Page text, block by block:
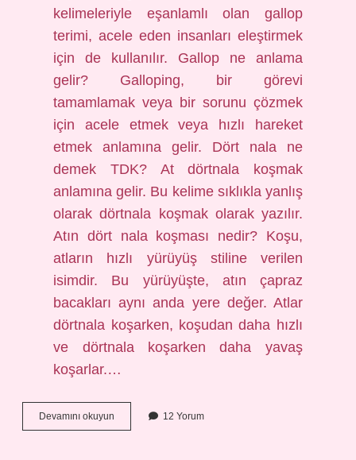
kelimeleriyle eşanlamlı olan gallop
terimi, acele eden insanları eleştirmek
için de kullanılır. Gallop ne anlama
gelir? Galloping, bir görevi
tamamlamak veya bir sorunu çözmek
için acele etmek veya hızlı hareket
etmek anlamına gelir. Dört nala ne
demek TDK? At dörtnala koşmak
anlamına gelir. Bu kelime sıklıkla yanlış
olarak dörtnala koşmak olarak yazılır.
Atın dört nala koşması nedir? Koşu,
atların hızlı yürüyüş stiline verilen
isimdir. Bu yürüyüşte, atın çapraz
bacakları aynı anda yere değer. Atlar
dörtnala koşarken, koşudan daha hızlı
ve dörtnala koşarken daha yavaş
koşarlar.…
Devamını okuyun
Nala
12 Yorum